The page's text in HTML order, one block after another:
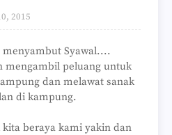
2015
Syawal....
mengambil peluang untuk
dan melawat sanak
di kampung.
beraya kami yakin dan